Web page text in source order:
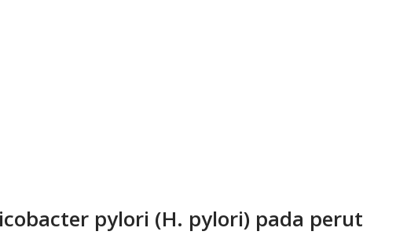
pylori (H. pylori) pada perut